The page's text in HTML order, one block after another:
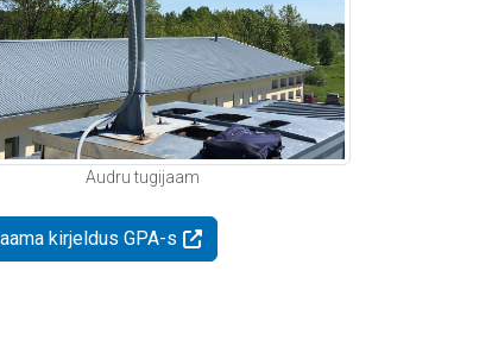
Audru tugijaam
kirjeldus GPA-s